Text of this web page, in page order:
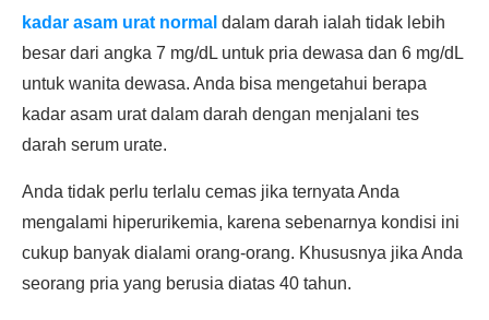
kadar asam urat normal dalam darah ialah tidak lebih
besar dari angka 7 mg/dL untuk pria dewasa dan 6 mg/dL
untuk wanita dewasa. Anda bisa mengetahui berapa
kadar asam urat dalam darah dengan menjalani tes
darah serum urate.
Anda tidak perlu terlalu cemas jika ternyata Anda
mengalami hiperurikemia, karena sebenarnya kondisi ini
cukup banyak dialami orang-orang. Khususnya jika Anda
seorang pria yang berusia diatas 40 tahun.